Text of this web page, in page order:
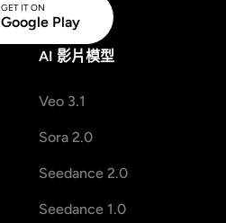
GET IT ON
Google Play
AI 影片模型
Veo 3.1
Sora 2.0
Seedance 2.0
Seedance 1.0